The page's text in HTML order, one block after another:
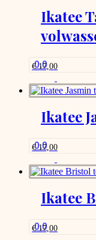
Ikatee
0.0
€17,00
Ikatee
0.0
€17,00
Ikatee
0.0
€17,00